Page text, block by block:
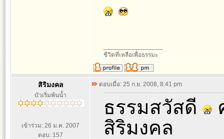
ชีวิตที่เหลือเพื่อธรรมะ
สิริมงคล
บัวเริ่มพ้นน้ำ
เข้าร่วม: 26 ม.ค. 2007
ตอบ: 157
ตอบเมื่อ: 25 ก.ย. 2008, 8:41 pm
ธรรมสวัสดี
สิริมงคล